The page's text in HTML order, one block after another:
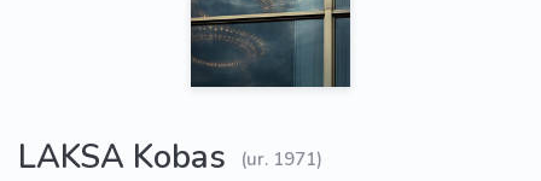
LAKSA Kobas (ur. 1971)